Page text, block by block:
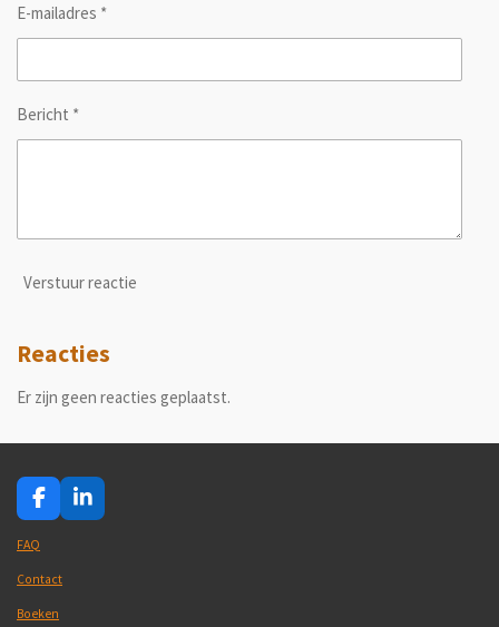
E-mailadres *
Bericht *
Verstuur reactie
Reacties
Er zijn geen reacties geplaatst.
F
a
c
b
o
L
i
FAQ
Contact
Boeken